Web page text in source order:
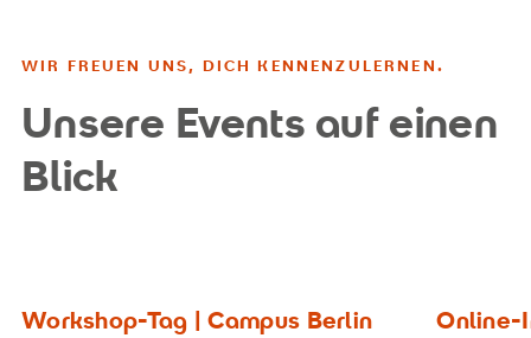
WIR FREUEN UNS, DICH KENNENZULERNEN.
Unsere Events auf einen
Blick
Workshop-Tag | Campus Berlin
Online-